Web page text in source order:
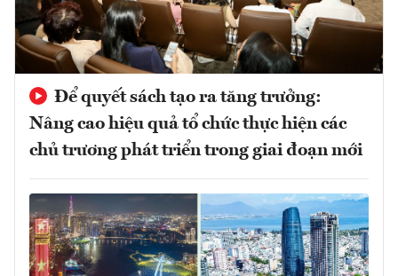
Để quyết sách tạo ra tăng trưởng:
Nâng cao hiệu quả tổ chức thực hiện các
chủ trương phát triển trong giai đoạn mới